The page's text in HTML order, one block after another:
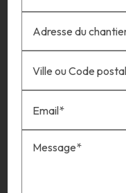
Adresse du
Ville ou Code
Email*
Message*